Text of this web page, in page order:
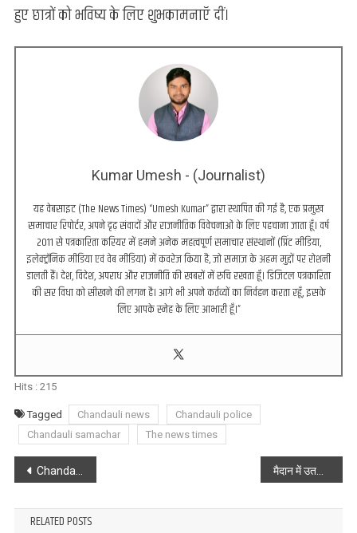
हुए छात्रों को भविष्य के लिए शुभकामनाऍ दीं।
Kumar Umesh - (Journalist)
यह वेबसाइट (The News Times) “Umesh Kumar” द्वारा स्थापित की गई है, एक प्रमुख
समाचार रिपोर्टर, अपने दृढ़ संवादों और राजनीतिक विवेचनाओं के लिए पहचाना जाता हूँ। वर्ष
2011 से पत्रकारिता करियर में हमने अनेक महत्वपूर्ण समाचार संस्थानों (प्रिंट मीडिया,
इलेक्ट्रॉनिक मीडिया एवं वेब मीडिया) में कवरेज किया है, जो समाज के अहम मुद्दों पर रोशनी
डालती हैं। देश, विदेश, अपराध और राजनीति की खबरों में रुचि रखता हूँ। डिजिटल पत्रकारिता
की सर विधा को सीखने की लगन है। आगे भी अपने कर्तव्यों का निर्वहन करता रहूँ, इसके
लिए आपके स्नेह के लिए आभारी हूँ।”
Hits : 215
Tagged Chandauli news
Chandauli police
Chandauli samachar
The news times
Post
navigation
Chandauli : बदबूदार मछली की आड़ में चल रहा था नशे का खेल, पुलिस ने किया खुलासा
RELATED POSTS